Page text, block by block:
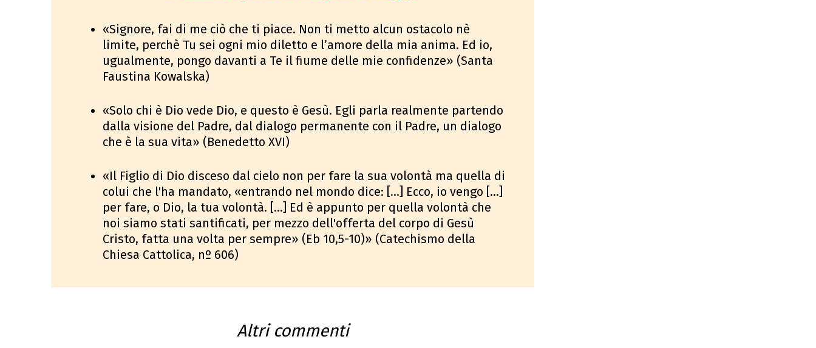
«Signore, fai di me ciò che ti piace. Non ti metto alcun ostacolo nè
limite, perchè Tu sei ogni mio diletto e l’amore della mia anima. Ed io,
ugualmente, pongo davanti a Te il fiume delle mie confidenze» (Santa
Faustina Kowalska)
«Solo chi è Dio vede Dio, e questo è Gesù. Egli parla realmente partendo
dalla visione del Padre, dal dialogo permanente con il Padre, un dialogo
che è la sua vita» (Benedetto XVI)
«Il Figlio di Dio disceso dal cielo non per fare la sua volontà ma quella di
colui che l'ha mandato, «entrando nel mondo dice: [...] Ecco, io vengo [...]
per fare, o Dio, la tua volontà. [...] Ed è appunto per quella volontà che
noi siamo stati santificati, per mezzo dell'offerta del corpo di Gesù
Cristo, fatta una volta per sempre» (Eb 10,5-10)» (Catechismo della
Chiesa Cattolica, nº 606)
Altri commenti